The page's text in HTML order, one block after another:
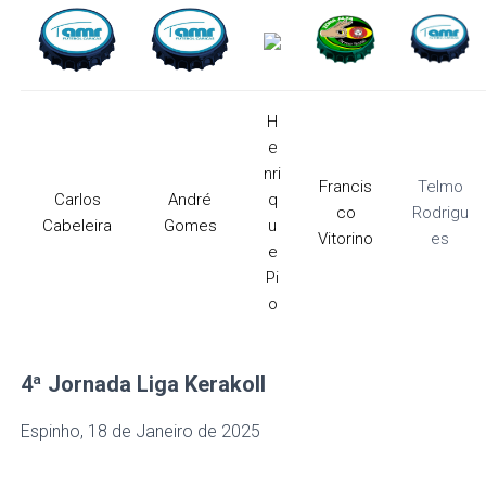
Carlos
Cabeleira
André
Gomes
H
e
nri
q
u
e
Pi
o
Francis
co
Vitorino
Telmo
Rodrigu
es
4ª Jornada Liga Kerakoll
Espinho, 18 de Janeiro de 2025